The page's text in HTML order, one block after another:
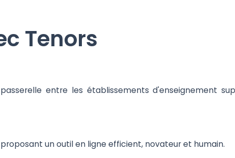
Tenors
entre les établissements d'enseignement
un outil en ligne efficient, novateur et humain.